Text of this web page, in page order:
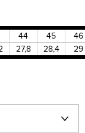
44 45
46
27,8 28,4
29